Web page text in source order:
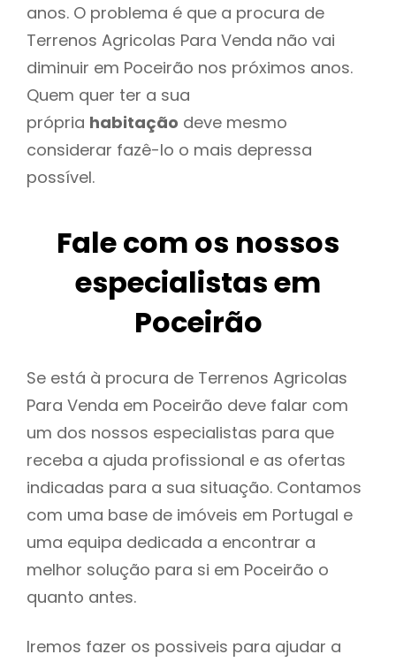
anos. O problema é que a procura de
Terrenos Agricolas Para Venda não vai
diminuir em Poceirão nos próximos anos.
Quem quer ter a sua
própria habitação deve mesmo
considerar fazê-lo o mais depressa
possível.
Fale com os nossos
especialistas em
Poceirão
Se está à procura de Terrenos Agricolas
Para Venda em Poceirão deve falar com
um dos nossos especialistas para que
receba a ajuda profissional e as ofertas
indicadas para a sua situação. Contamos
com uma base de imóveis em Portugal e
uma equipa dedicada a encontrar a
melhor solução para si em Poceirão o
quanto antes.
Iremos fazer os possiveis para ajudar a